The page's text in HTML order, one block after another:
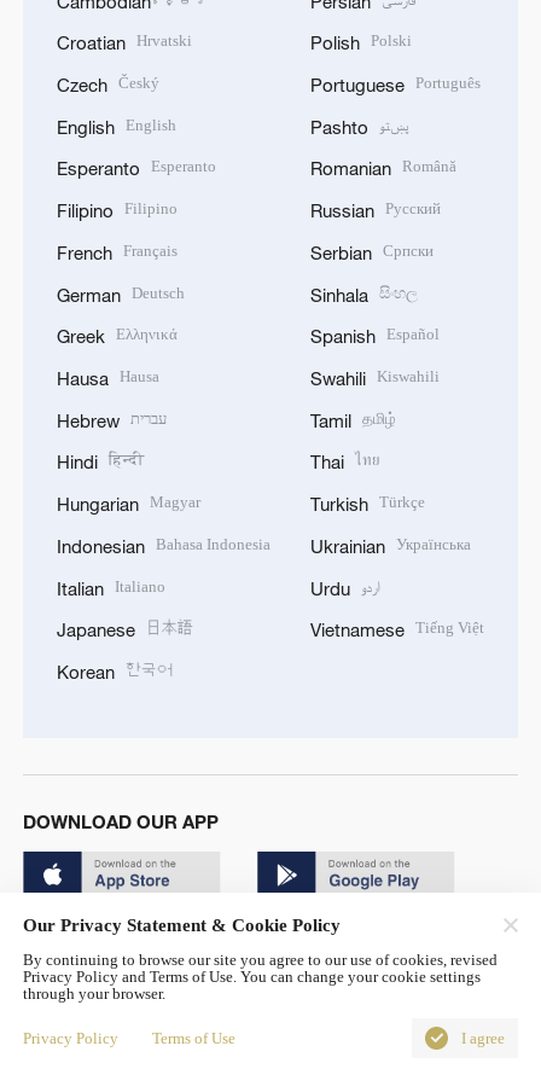
Croatian Hrvatski
Czech Český
English English
Esperanto Esperanto
Filipino Filipino
French Français
German Deutsch
Greek Ελληνικά
Hausa Hausa
Hebrew עברית
Hindi हिन्दी
Hungarian Magyar
Indonesian Bahasa Indonesia
Italian Italiano
Japanese 日本語
Korean 한국어
Polish Polski
Portuguese Português
Pashto پښتو
Romanian Română
Russian Русский
Serbian Српски
Sinhala සිංහල
Spanish Español
Swahili Kiswahili
Tamil தமிழ்
Thai ไทย
Turkish Türkçe
Ukrainian Українська
Urdu اردو
Vietnamese Tiếng Việt
DOWNLOAD OUR APP
© China Radio International.CRI. All Rights Reserved. 16A
Shijingshan Road, Beijing, China. 100040
Our Privacy Statement & Cookie Policy
By continuing to browse our site you agree to our use of cookies, revised
Privacy Policy and Terms of Use. You can change your cookie settings
through your browser.
Privacy Policy Terms of Use I agree